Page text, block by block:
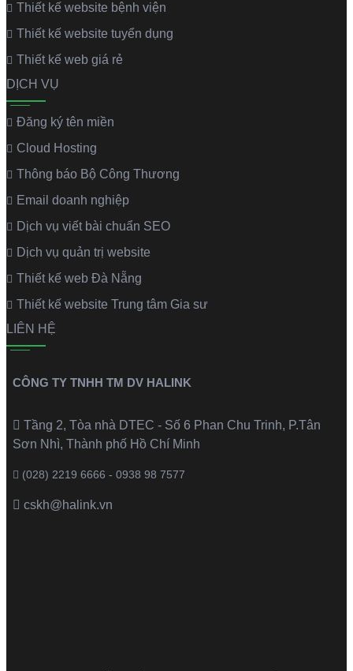
Thiết kế website bệnh viện
Thiết kế website tuyển dụng
Thiết kế web giá rẻ
DỊCH VỤ
Đăng ký tên miền
Cloud Hosting
Thông báo Bộ Công Thương
Email doanh nghiệp
Dịch vụ viết bài chuẩn SEO
Dịch vụ quản trị website
Thiết kế web Đà Nẵng
Thiết kế website Trung tâm Gia sư
LIÊN HỆ
CÔNG TY TNHH TM DV HALINK
Tầng 2, Tòa nhà DTEC - Số 6 Phan Chu Trinh, P.Tân
Sơn Nhì, Thành phố Hồ Chí Minh
(028) 2219 6666 - 0938 98 7577
cskh@halink.vn